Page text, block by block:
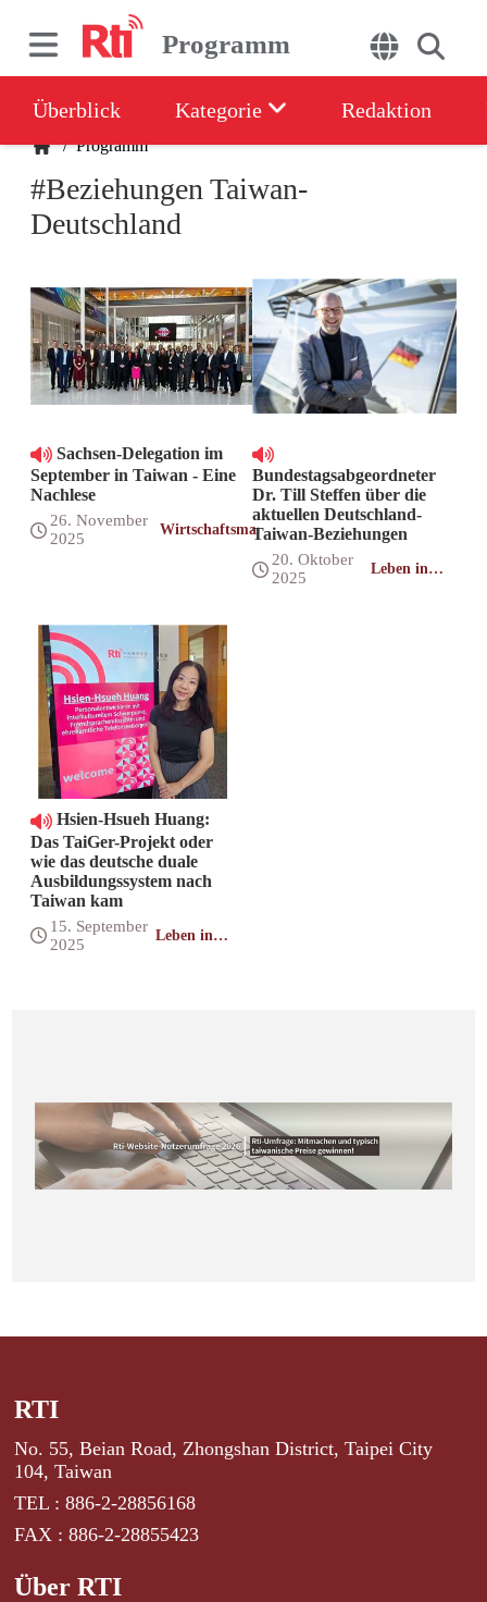
Programm
Überblick Kategorie Redaktion
/Programm
#Beziehungen Taiwan-
Deutschland
Sachsen-Delegation im
September in Taiwan - Eine
Nachlese
26. November
2025
Wirtschaftsmagazin
Bundestagsabgeordneter
Dr. Till Steffen über die
aktuellen Deutschland-
Taiwan-Beziehungen
20. Oktober
2025
Leben in
Hsien-Hsueh Huang:
Das TaiGer-Projekt oder
wie das deutsche duale
Ausbildungssystem nach
Taiwan kam
15. September
2025
Leben in
RTI
No. 55, Beian Road, Zhongshan District, Taipei City
104, Taiwan
TEL : 886-2-28856168
FAX : 886-2-28855423
Über RTI